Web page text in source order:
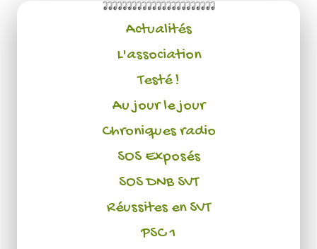
Actualités
L'association
Testé !
Au jour le jour
Chroniques radio
SOS Exposés
SOS DNB SVT
Réussites en SVT
PSC 1